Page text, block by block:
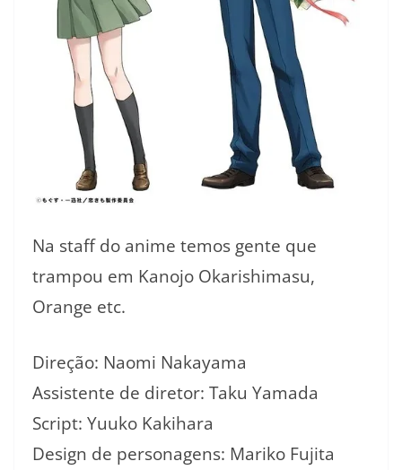
Na staff do anime temos gente que
trampou em Kanojo Okarishimasu,
Orange etc.
Direção: Naomi Nakayama
Assistente de diretor: Taku Yamada
Script: Yuuko Kakihara
Design de personagens: Mariko Fujita